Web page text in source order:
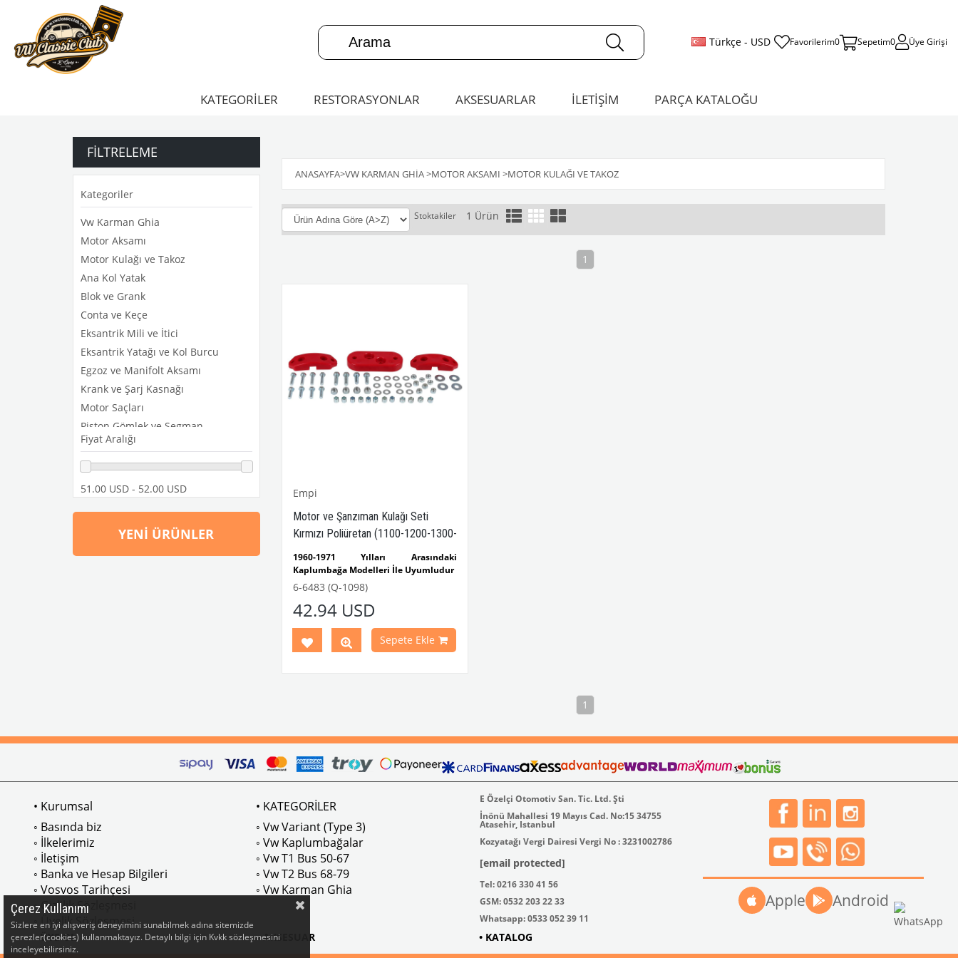
Türkçe - USD Favorilerim0 Sepetim0 Üye Girişi
KATEGORİLER RESTORASYONLAR AKSESUARLAR İLETİŞİM PARÇA KATALOĞU
FILTRELEME
Kategoriler
Vw Karman Ghia
Motor Aksamı
Motor Kulağı ve Takoz
Ana Kol Yatak
Blok ve Grank
Conta ve Keçe
Eksantrik Mili ve İtici
Eksantrik Yatağı ve Kol Burcu
Egzoz ve Manifolt Aksamı
Krank ve Şarj Kasnağı
Motor Saçları
Piston Gömlek ve Segman
Piston Kolu
Soğutma ve Isıtma Aksamı
Şanzıman, Debriyaj
Yağlama Parçaları
Yakıt Aksamı
Fiyat Aralığı
51.00 USD - 52.00 USD
YENI ÜRÜNLER
ANASAYFA>VW KARMAN GHIA>MOTOR AKSAMI >MOTOR KULAĞI VE TAKOZ
Stoktakiler 1 Ürün
1
Empi
Motor ve Şanzıman Kulağı Seti
Kırmızı Poliüretan (1100-1200-1300-
Karmann Ghia)
1960-1971 Yılları Arasındaki
Kaplumbağa Modelleri İle Uyumludur
1100-1200-1300 Kaplumbağa
Modelleri İle Uyumludur
1960-1971 Yılları Arasındaki Karmann
VWCC Parça No :
6-6483
OEM Parça
No :00-9540-0 JP Group
6-6483 (Q-1098)
42.94 USD
Sepete Ekle
1
• Kurumsal
◦ Basında biz
◦ İlkelerimiz
◦ İletişim
◦ Banka ve Hesap Bilgileri
◦ Vosvos Tarihçesi
◦ Gizlilik Sözleşmesi
◦ Üyelik Sözleşmesi
• KATEGORİLER
◦ Vw Variant (Type 3)
◦ Vw Kaplumbağalar
◦ Vw T1 Bus 50-67
◦ Vw T2 Bus 68-79
◦ Vw Karman Ghia
E Özelçi Otomotiv San. Tic. Ltd. Şti
İnönü Mahallesi 19 Mayıs Cad. No:15 34755
Atasehir, Istanbul
Kozyatağı Vergi Dairesi Vergi No : 3231002786
[email protected]
Tel: 0216 330 41 56
GSM: 0532 203 22 33
Whatsapp: 0533 052 39 11
Apple Android
• ÜYE OL • AKSESUAR • KATALOG
Çerez Kullanımı
Sizlere en iyi alışveriş deneyimini sunabilmek adına sitemizde
çerezler(cookies) kullanmaktayız. Detaylı bilgi için Kvkk sözleşmesini
inceleyebilirsiniz.